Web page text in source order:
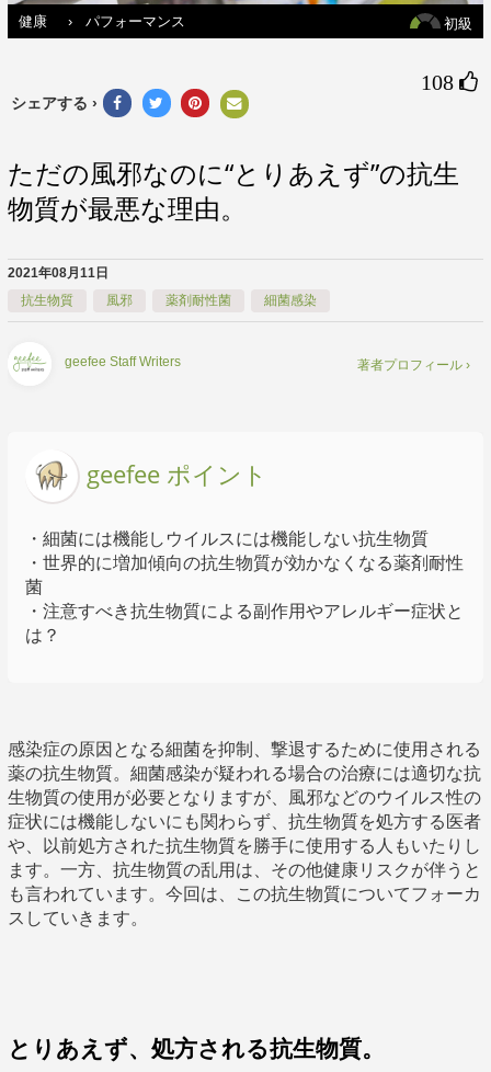
初級
健康 › パフォーマンス
108 
シェアする ›
ただの風邪なのに“とりあえず”の抗生
物質が最悪な理由。
2021年08月11日
抗生物質
風邪 薬剤耐性菌 細菌感染
geefee Staff Writers 著者プロフィール ›
geefee ポイント
・細菌には機能しウイルスには機能しない抗生物質
・世界的に増加傾向の抗生物質が効かなくなる薬剤耐性
菌
・注意すべき抗生物質による副作用やアレルギー症状と
は？
感染症の原因となる細菌を抑制、撃退するために使用される
薬の抗生物質。細菌感染が疑われる場合の治療には適切な抗
生物質の使用が必要となりますが、風邪などのウイルス性の
症状には機能しないにも関わらず、抗生物質を処方する医者
や、以前処方された抗生物質を勝手に使用する人もいたりし
ます。一方、抗生物質の乱用は、その他健康リスクが伴うと
も言われています。今回は、この抗生物質についてフォーカ
スしていきます。
とりあえず、処方される抗生物質。